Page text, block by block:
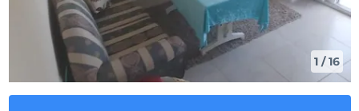
1 /16